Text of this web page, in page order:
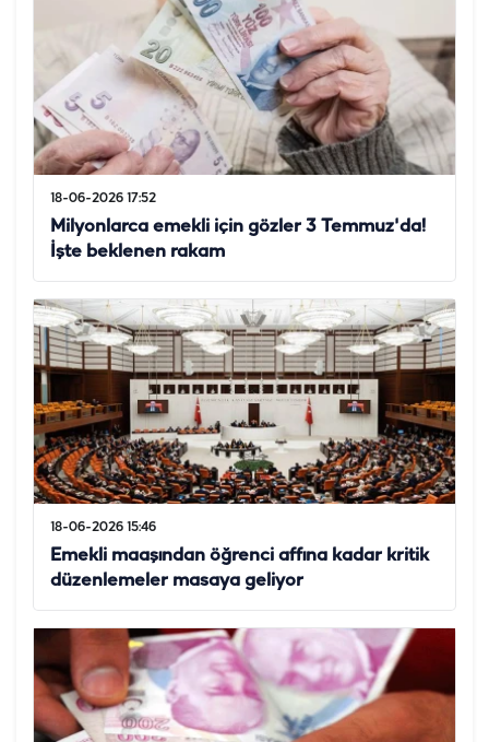
18-06-2026 17:52
Milyonlarca emekli için gözler 3 Temmuz'da!
İşte beklenen rakam
18-06-2026 15:46
Emekli maaşından öğrenci affına kadar kritik
düzenlemeler masaya geliyor